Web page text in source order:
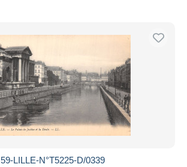
59-LILLE-N°T5225-D/0339